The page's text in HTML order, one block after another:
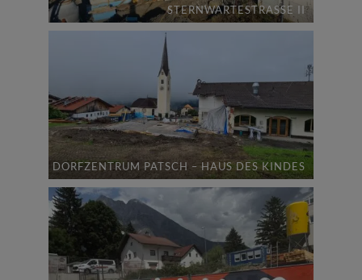
STERNWARTESTRASSE II
DORFZENTRUM PATSCH – HAUS DES KINDES